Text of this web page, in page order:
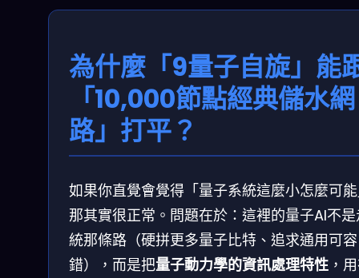
為什麼「9量子自旋」能
「10,000節點經典儲水網
路」打平？
如果你直覺會覺得「量子系統這麼小怎麼可
那其實很正常。問題在於：這裡的量子AI不
統那條路（硬拼更多量子比特、追求通用可容
錯），而是把量子動力學的資訊處理特性 ，